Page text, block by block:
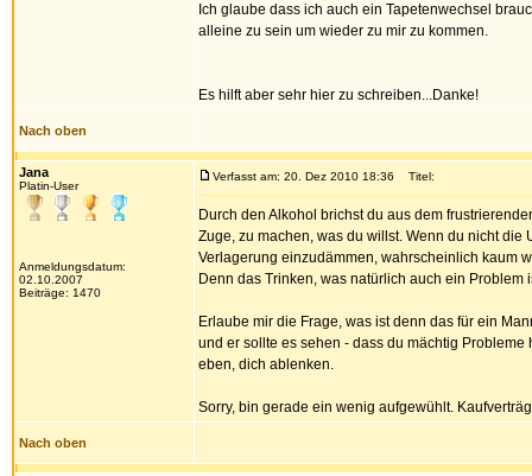
Ich glaube dass ich auch ein Tapetenwechsel
alleine zu sein um wieder zu mir zu kommen.
Es hilft aber sehr hier zu schreiben...Danke!
Nach oben
Jana
Platin-User
Anmeldungsdatum:
02.10.2007
Beiträge: 1470
Verfasst am: 20. Dez 2010 18:36 Titel:
Durch den Alkohol brichst du aus dem
Zuge, zu machen, was du willst. Wenn du nicht
Verlagerung einzudämmen, wahrscheinlich kaum
Denn das Trinken, was natürlich auch ein
Erlaube mir die Frage, was ist denn das für ein
und er sollte es sehen - dass du mächtig
eben, dich ablenken.
Sorry, bin gerade ein wenig aufgewühlt.
Nach oben